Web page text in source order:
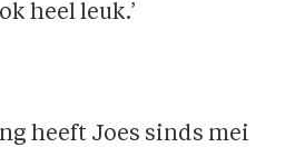
heel leuk.’
heeft Joes sinds mei